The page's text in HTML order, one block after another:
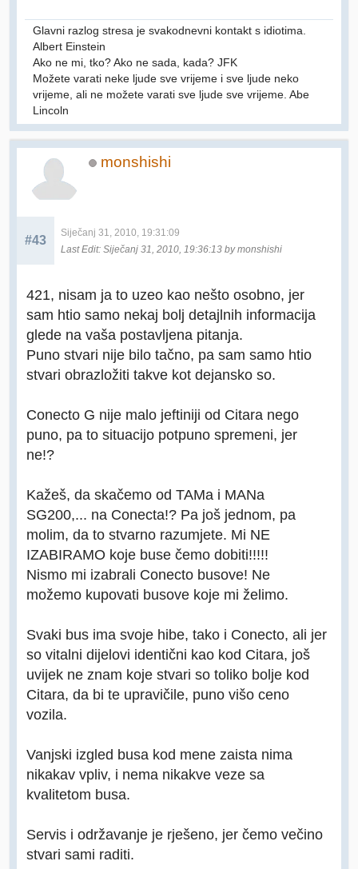
Glavni razlog stresa je svakodnevni kontakt s idiotima.
Albert Einstein
Ako ne mi, tko? Ako ne sada, kada? JFK
Možete varati neke ljude sve vrijeme i sve ljude neko
vrijeme, ali ne možete varati sve ljude sve vrijeme. Abe
Lincoln
monshishi
#43
Siječanj 31, 2010, 19:31:09
Last Edit: Siječanj 31, 2010, 19:36:13 by monshishi
421, nisam ja to uzeo kao nešto osobno, jer
sam htio samo nekaj bolj detajlnih informacija
glede na vaša postavljena pitanja.
Puno stvari nije bilo tačno, pa sam samo htio
stvari obrazložiti takve kot dejansko so.
Conecto G nije malo jeftiniji od Citara nego
puno, pa to situacijo potpuno spremeni, jer
ne!?
Kažeš, da skačemo od TAMa i MANa
SG200,... na Conecta!? Pa još jednom, pa
molim, da to stvarno razumjete. Mi NE
IZABIRAMO koje buse čemo dobiti!!!!!
Nismo mi izabrali Conecto busove! Ne
možemo kupovati busove koje mi želimo.
Svaki bus ima svoje hibe, tako i Conecto, ali jer
so vitalni dijelovi identični kao kod Citara, još
uvijek ne znam koje stvari so toliko bolje kod
Citara, da bi te upravičile, puno višo ceno
vozila.
Vanjski izgled busa kod mene zaista nima
nikakav vpliv, i nema nikakve veze sa
kvalitetom busa.
Servis i održavanje je rješeno, jer čemo večino
stvari sami raditi.